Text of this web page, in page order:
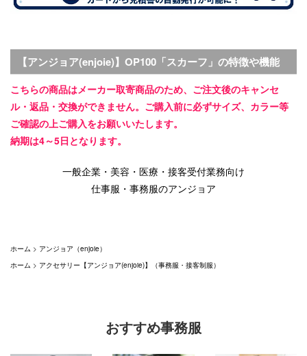
【アンジョア(enjoie)】OP100「スカーフ」の特徴や機能
こちらの商品はメーカー取寄商品のため、ご注文後のキャンセ
ル・返品・交換ができません。ご購入前に必ずサイズ、カラー等
ご確認の上ご購入をお願いいたします。
納期は4～5日となります。
一般企業・美容・医療・接客受付業務向け
仕事服・事務服のアンジョア
ホーム > アンジョア（enjoie）
ホーム > アクセサリー【アンジョア(enjoie)】（事務服・接客制服）
おすすめ事務服